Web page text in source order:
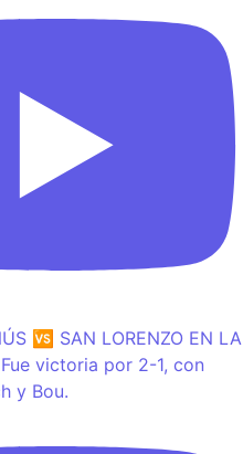
🆚 SAN LORENZO EN LA
victoria por 2-1, con
y Bou.